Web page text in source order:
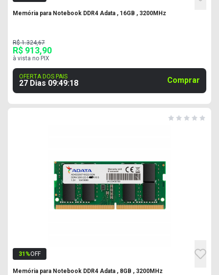
Memória para Notebook DDR4 Adata , 16GB , 3200MHz
R$ 1.324,67
R$ 913,90
à vista no PIX
OFERTA DOS PAIS
27 Dias 09:49:17 Comprar
31 %OFF
Memória para Notebook DDR4 Adata , 8GB , 3200MHz